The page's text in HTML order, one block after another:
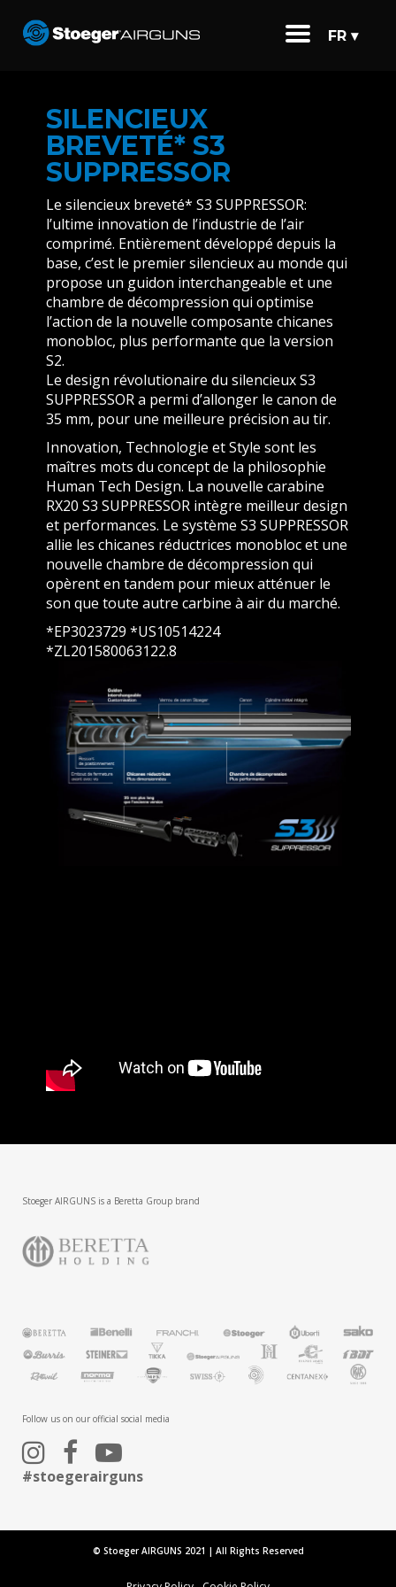
FR ▾
SILENCIEUX
BREVETÉ* S3
SUPPRESSOR
Le silencieux breveté* S3 SUPPRESSOR:
l’ultime innovation de l’industrie de l’air
comprimé. Entièrement développé depuis la
base, c’est le premier silencieux au monde qui
propose un guidon interchangeable et une
chambre de décompression qui optimise
l’action de la nouvelle composante chicanes
monobloc, plus performante que la version
S2.
Le design révolutionaire du silencieux S3
SUPPRESSOR a permi d’allonger le canon de
35 mm, pour une meilleure précision au tir.
Innovation, Technologie et Style sont les
maîtres mots du concept de la philosophie
Human Tech Design. La nouvelle carabine
RX20 S3 SUPPRESSOR intègre meilleur design
et performances. Le système S3 SUPPRESSOR
allie les chicanes réductrices monobloc et une
nouvelle chambre de décompression qui
opèrent en tandem pour mieux atténuer le
son que toute autre carbine à air du marché.
*EP3023729 *US10514224
*ZL201580063122.8
Stoeger AIRGUNS is a Beretta Group brand
Follow us on our official social media
#stoegerairguns
© Stoeger AIRGUNS 2021 | All Rights Reserved